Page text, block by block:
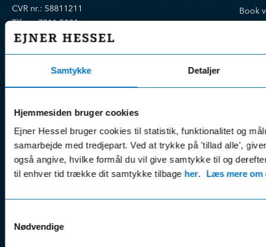
Samtykke Detaljer
Hjemmesiden bruger cookies
Ejner Hessel bruger cookies til statistik, funktionalitet og
samarbejde med tredjepart. Ved at trykke på 'tillad alle',
også angive, hvilke formål du vil give samtykke til og
til enhver tid trække dit samtykke tilbage her. Læs mere om
Nødvendige
CVR nr.: 58811211
Tlf. nr.:7211 5001
E-mail:info@hessel.dk
Åbningstider
Man - Fre:
07.30 - 17.30
Sikker betaling
serviceaftaler
& nyheder
Leasing &
finansiering
nyhedsbrevet
Book